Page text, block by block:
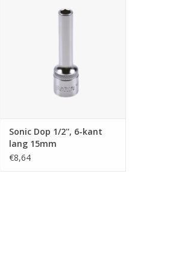
Sonic Dop 1/2'', 6-kant
lang 15mm
€8,64